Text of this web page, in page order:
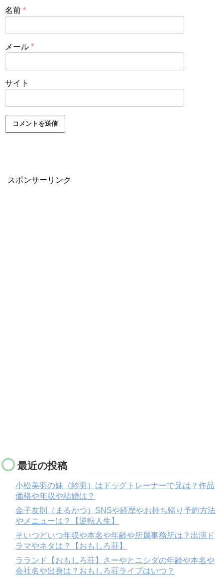
名前 *
メール *
サイト
スポンサーリンク
最近の投稿
小松美羽の妹（紗羽）はドッグトレーナーで兄は？作品
価格や年収や結婚は？
金子友則（まるかつ）SNSや経歴やお持ち帰り予約方法
やメニューは？【逆転人生】
そいつどいつ年収や本名や年齢や所属事務所は？出演ド
ラマやネタは？【おもしろ荘】
ラランド【おもしろ荘】さーやとニシダの年齢や本名や
会社名や出身は？おもしろ荘ライブはいつ？